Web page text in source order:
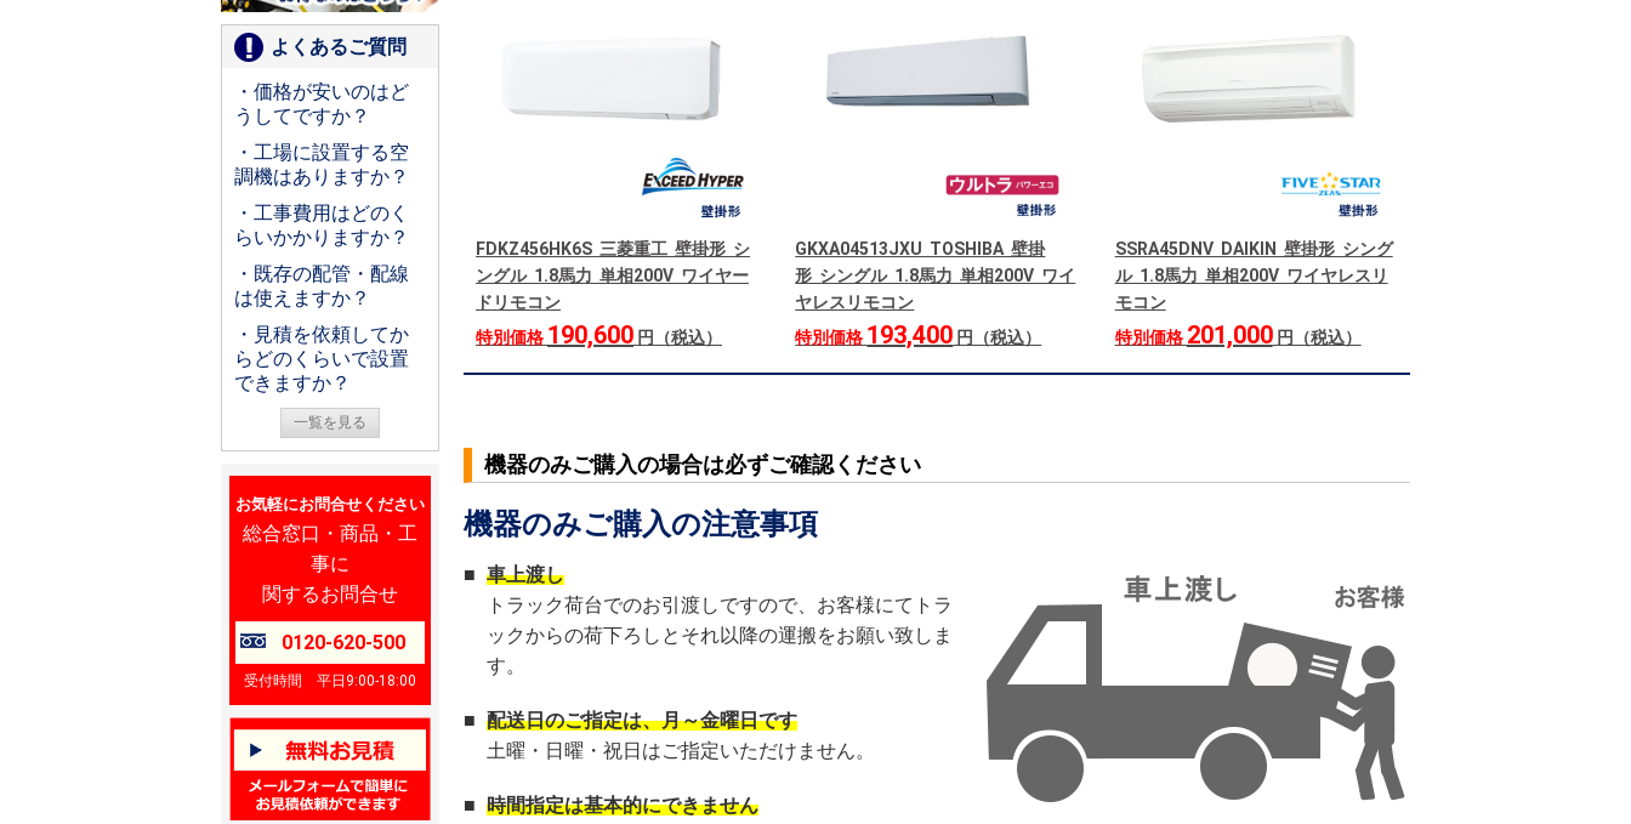
よくあるご質問
・価格が安いのはど
うしてですか？
・工場に設置する空
調機はありますか？
・工事費用はどのく
らいかかりますか？
・既存の配管・配線
は使えますか？
・見積を依頼してか
らどのくらいで設置
できますか？
一覧を見る
お気軽にお問合せください
総合窓口・商品・工
事に
関するお問合せ
0120-620-500
受付時間 平日9:00-18:00
FDKZ456HK6S 三菱重工 壁掛形 シ
ングル 1.8馬力 単相200V ワイヤー
ドリモコン
特別価格 190,600 円（税込）
GKXA04513JXU TOSHIBA 壁掛
形 シングル 1.8馬力 単相200V ワイ
ヤレスリモコン
特別価格 193,400 円（税込）
SSRA45DNV DAIKIN 壁掛形 シング
ル 1.8馬力 単相200V ワイヤレスリ
モコン
特別価格 201,000円（税込）
機器のみご購入の場合は必ずご確認ください
機器のみご購入の注意事項
■ 車上渡し
トラック荷台でのお引渡しですので、お客様にてトラ
ックからの荷下ろしとそれ以降の運搬をお願い致しま
す。
■ 配送日のご指定は、月～金曜日です
土曜・日曜・祝日はご指定いただけません。
■ 時間指定は基本的にできません